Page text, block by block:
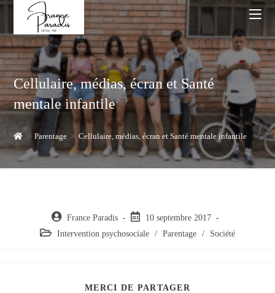
content
Cellulaire, médias, écran et Santé
mentale infantile
> Parentage > Cellulaire, médias, écran et Santé mentale infantile
Auteur/autrice
de
France Paradis
Post
published:
10 septembre 2017
Post Intervention psychosociale / Parentage / Société
MERCI DE PARTAGER